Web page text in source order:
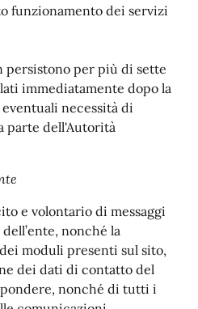
funzionamento dei servizi
persistono per più di sette
immediatamente dopo la
necessità di
parte dell'Autorità
e volontario di messaggi
nonché la
moduli presenti sul sito,
dei dati di contatto del
nonché di tutti i